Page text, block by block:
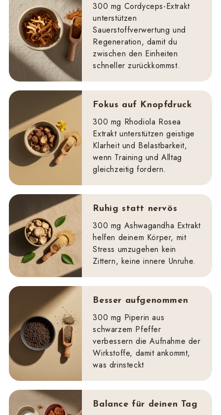
300 mg Cordyceps-Extrakt
unterstützen
Sauerstoffverwertung und
Regeneration, damit du
zwischen den Einheiten
schneller zurückkommst.
Fokus auf Knopfdruck
300 mg Rhodiola Rosea
Extrakt unterstützen geistige
Klarheit und Belastbarkeit,
wenn Training und Alltag
gleichzeitig fordern.
Ruhig statt nervös
300 mg Ashwagandha Extrakt
helfen deinem Körper, mit
Stress umzugehen kein
Zittern, keine innere Unruhe.
Besser aufgenommen
300 mg Piperin aus
schwarzem Pfeffer
verbessern die Aufnahme der
Wirkstoffe, damit ankommt,
was drinsteckt
Balance für deinen Tag